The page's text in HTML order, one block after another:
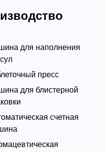
для наполнения
пресс
для блистерной
счетная